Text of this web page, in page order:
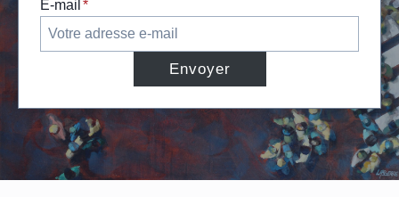
E-mail *
Envoyer